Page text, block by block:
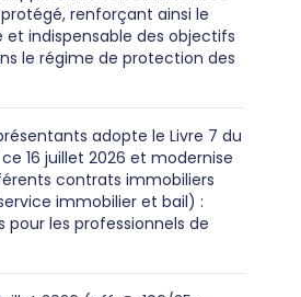
renforçant ainsi le
indispensable des objectifs
le régime de protection des
adopte le Livre 7 du
16 juillet 2026 et modernise
contrats immobiliers
immobilier et bail) :
les professionnels de